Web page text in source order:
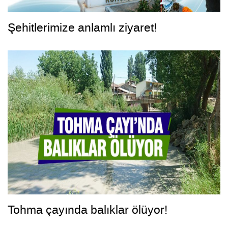
Şehitlerimize anlamlı ziyaret!
Tohma çayında balıklar ölüyor!